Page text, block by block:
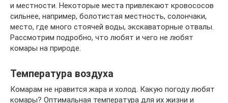
и местности. Некоторые места привлекают кровососов
сильнее, например, болотистая местность, солончаки,
место, где много стоячей воды, экскаваторные отвалы.
Рассмотрим подробно, что любят и чего не любят
комары на природе.
Температура воздуха
Комарам не нравится жара и холод. Какую погоду любят
комары? Оптимальная температура для их жизни и